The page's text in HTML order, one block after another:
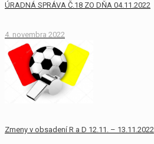
ÚRADNÁ SPRÁVA Č.18 ZO DŇA 04.11.2022
4. novembra 2022
Zmeny v obsadení R a D 12.11. – 13.11.2022